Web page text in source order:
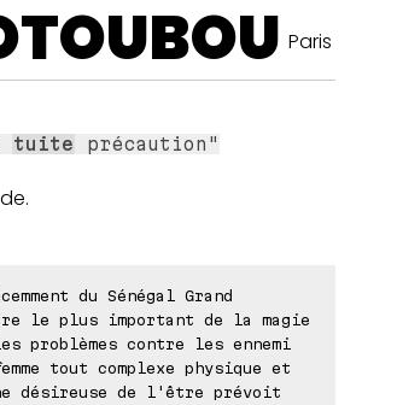
Paris
tuite précaution"
du Sénégal Grand
le plus important de la magie
problèmes contre les ennemi
tout complexe physique et
désireuse de l'être prévoit